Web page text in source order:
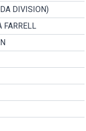
DIVISION)
FARRELL